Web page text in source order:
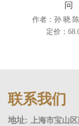
问
作者：孙 晓
定价：
联系我们
地址: 上海市宝山